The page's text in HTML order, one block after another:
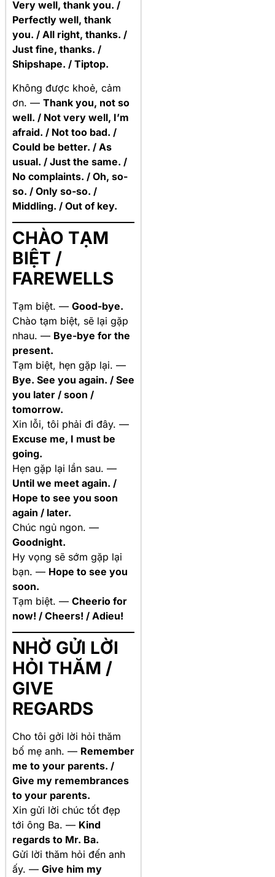
Very well, thank you. /
Perfectly well, thank
you. / All right, thanks. /
Just fine, thanks. /
Shipshape. / Tiptop.
Không được khoẻ, cảm
ơn. — Thank you, not so
well. / Not very well, I’m
afraid. / Not too bad. /
Could be better. / As
usual. / Just the same. /
No complaints. / Oh, so-
so. / Only so-so. /
Middling. / Out of key.
CHÀO TẠM
BIỆT /
FAREWELLS
Tạm biệt. — Good-bye.
Chào tạm biệt, sẽ lại gặp
nhau. — Bye-bye for the
present.
Tạm biệt, hẹn gặp lại. —
Bye. See you again. / See
you later / soon /
tomorrow.
Xin lỗi, tôi phải đi đây. —
Excuse me, I must be
going.
Hẹn gặp lại lần sau. —
Until we meet again. /
Hope to see you soon
again / later.
Chúc ngủ ngon. —
Goodnight.
Hy vọng sẽ sớm gặp lại
bạn. — Hope to see you
soon.
Tạm biệt. — Cheerio for
now! / Cheers! / Adieu!
NHỜ GỬI LỜI
HỎI THĂM /
GIVE
REGARDS
Cho tôi gởi lời hỏi thăm
bố mẹ anh. — Remember
me to your parents. /
Give my remembrances
to your parents.
Xin gửi lời chúc tốt đẹp
tới ông Ba. — Kind
regards to Mr. Ba.
Gửi lời thăm hỏi đến anh
ấy. — Give him my